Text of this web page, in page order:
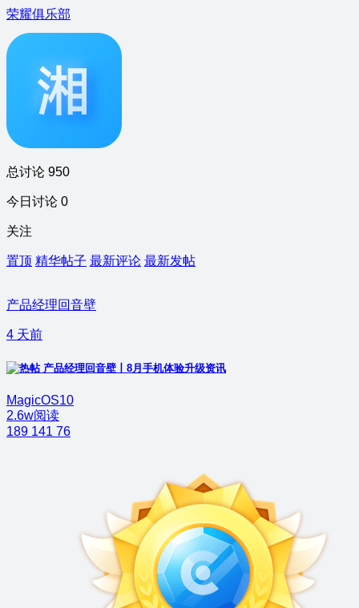
荣耀俱乐部
总讨论 950
今日讨论 0
关注
置顶 精华帖子 最新评论 最新发帖
产品经理回音壁
4 天前
产品经理回音壁丨8月手机体验升级资讯
MagicOS10
2.6w阅读
189 141 76